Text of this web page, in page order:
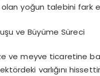
yoğun talebini fark
ve Büyüme Süreci
ve meyve ticaretine
varlığını